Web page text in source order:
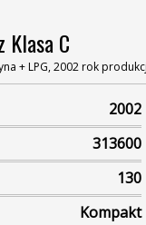
Klasa C
+ LPG, 2002 rok
2002
313600
130
Kompakt